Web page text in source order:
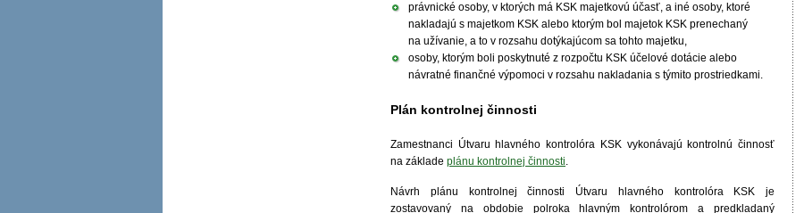
právnické osoby, v ktorých má KSK majetkovú účasť, a iné osoby, ktoré
nakladajú s majetkom KSK alebo ktorým bol majetok KSK prenechaný
na užívanie, a to v rozsahu dotýkajúcom sa tohto majetku,
osoby, ktorým boli poskytnuté z rozpočtu KSK účelové dotácie alebo
návratné finančné výpomoci v rozsahu nakladania s týmito prostriedkami.
Plán kontrolnej činnosti
Zamestnanci Útvaru hlavného kontrolóra KSK vykonávajú kontrolnú činnosť
na základe plánu kontrolnej činnosti.
Návrh plánu kontrolnej činnosti Útvaru hlavného kontrolóra KSK je
zostavovaný na obdobie polroka hlavným kontrolórom a predkladaný